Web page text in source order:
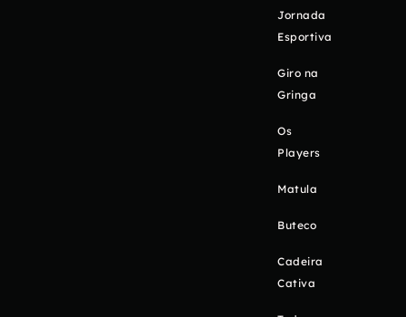
Jornada
Esportiva
Giro na
Gringa
Os
Players
Matula
Buteco
Cadeira
Cativa